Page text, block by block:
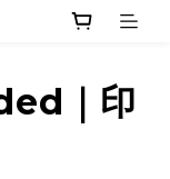
｜印